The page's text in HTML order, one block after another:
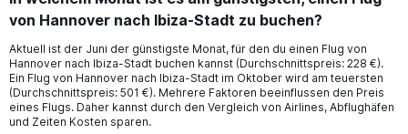
von Hannover nach Ibiza-Stadt zu buchen?
Aktuell ist der Juni der günstigste Monat, für den du einen Flug von
Hannover nach Ibiza-Stadt buchen kannst (Durchschnittspreis: 228 €).
Ein Flug von Hannover nach Ibiza-Stadt im Oktober wird am teuersten
(Durchschnittspreis: 501 €). Mehrere Faktoren beeinflussen den Preis
eines Flugs. Daher kannst durch den Vergleich von Airlines, Abflughäfen
und Zeiten Kosten sparen.